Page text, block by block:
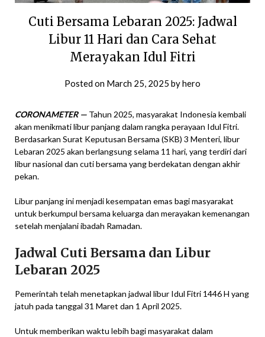
Cuti Bersama Lebaran 2025: Jadwal
Libur 11 Hari dan Cara Sehat
Merayakan Idul Fitri
Posted on March 25, 2025 byhero
CORONAMETER — Tahun 2025, masyarakat Indonesia kembali
akan menikmati libur panjang dalam rangka perayaan Idul Fitri.
Berdasarkan Surat Keputusan Bersama (SKB) 3 Menteri, libur
Lebaran 2025 akan berlangsung selama 11 hari, yang terdiri dari
libur nasional dan cuti bersama yang berdekatan dengan akhir
pekan.
Libur panjang ini menjadi kesempatan emas bagi masyarakat
untuk berkumpul bersama keluarga dan merayakan kemenangan
setelah menjalani ibadah Ramadan.
Jadwal Cuti Bersama dan Libur
Lebaran 2025
Pemerintah telah menetapkan jadwal libur Idul Fitri 1446 H yang
jatuh pada tanggal 31 Maret dan 1 April 2025.
Untuk memberikan waktu lebih bagi masyarakat dalam